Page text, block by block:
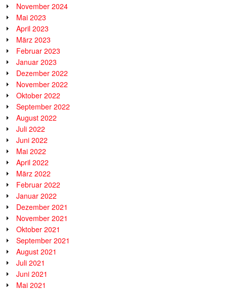
November 2024
Mai 2023
April 2023
März 2023
Februar 2023
Januar 2023
Dezember 2022
November 2022
Oktober 2022
September 2022
August 2022
Juli 2022
Juni 2022
Mai 2022
April 2022
März 2022
Februar 2022
Januar 2022
Dezember 2021
November 2021
Oktober 2021
September 2021
August 2021
Juli 2021
Juni 2021
Mai 2021